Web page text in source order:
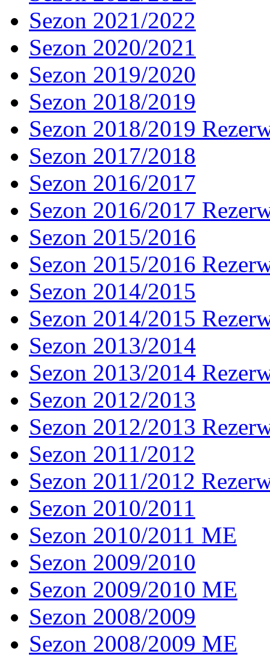
Sezon 2021/2022
Sezon 2020/2021
Sezon 2019/2020
Sezon 2018/2019
Sezon 2018/2019
Sezon 2017/2018
Sezon 2016/2017
Sezon 2016/2017
Sezon 2015/2016
Sezon 2015/2016
Sezon 2014/2015
Sezon 2014/2015
Sezon 2013/2014
Sezon 2013/2014
Sezon 2012/2013
Sezon 2012/2013
Sezon 2011/2012
Sezon 2011/2012
Sezon 2010/2011
Sezon 2010/2011 ME
Sezon 2009/2010
Sezon 2009/2010 ME
Sezon 2008/2009
Sezon 2008/2009 ME